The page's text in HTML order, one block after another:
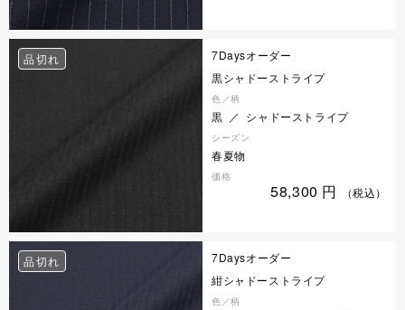
品切れ
7Daysオーダー
黒シャドーストライプ
色／柄
黒 ／ シャドーストライプ
シーズン
春夏物
価格
58,300 円 （税込）
品切れ
7Daysオーダー
紺シャドーストライプ
色／柄